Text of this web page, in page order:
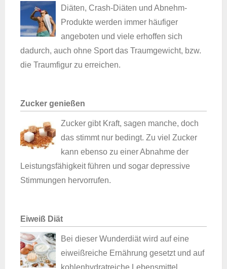
Diäten, Crash-Diäten und Abnehm-
Produkte werden immer häufiger
angeboten und viele erhoffen sich
dadurch, auch ohne Sport das Traumgewicht, bzw.
die Traumfigur zu erreichen.
Zucker genießen
Zucker gibt Kraft, sagen manche, doch
das stimmt nur bedingt. Zu viel Zucker
kann ebenso zu einer Abnahme der
Leistungsfähigkeit führen und sogar depressive
Stimmungen hervorrufen.
Eiweiß Diät
Bei dieser Wunderdiät wird auf eine
eiweißreiche Ernährung gesetzt und auf
kohlenhydratreiche Lebensmittel